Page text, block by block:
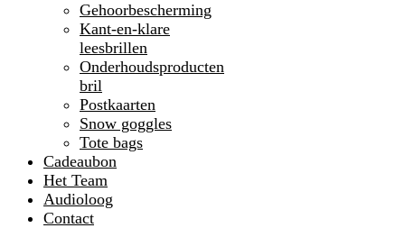
Gehoorbescherming
Kant-en-klare
leesbrillen
Onderhoudsproducten
bril
Postkaarten
Snow goggles
Tote bags
Cadeaubon
Het Team
Audioloog
Contact